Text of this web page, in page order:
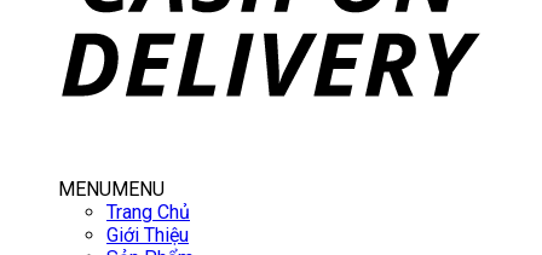
MENUMENU
Trang Chủ
Giới Thiệu